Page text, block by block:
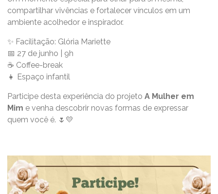
compartilhar vivências e fortalecer vínculos em um
ambiente acolhedor e inspirador.
✨ Facilitação: Glória Mariette
📅 27 de junho | 9h
☕ Coffee-break
👧 Espaço infantil
Participe desta experiência do projeto A Mulher em
Mim e venha descobrir novas formas de expressar
quem você é. 🌷💛